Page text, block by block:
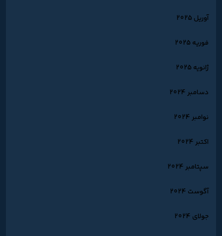
آوریل 2025
فوریه 2025
ژانویه 2025
دسامبر 2024
نوامبر 2024
اکتبر 2024
سپتامبر 2024
آگوست 2024
جولای 2024